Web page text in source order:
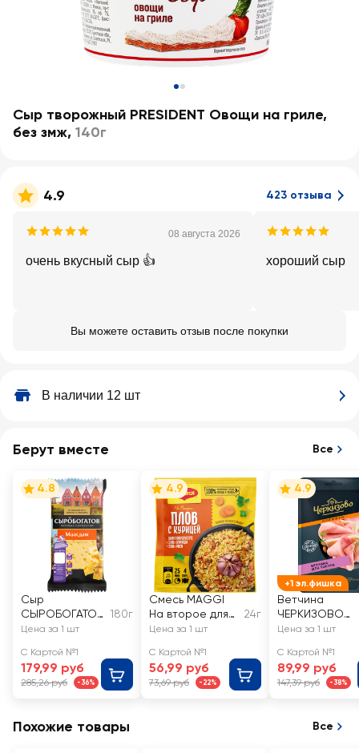
Сыр творожный PRESIDENT Овощи на гриле,
без змж, 140г
4.9 423 отзыва
08 августа 2026
очень вкусный сыр 👍 хороший сыр
Вы можете оставить отзыв после покупки
В наличии 12 шт
Берут вместе Все
4.8
Сыр
СЫРОБОГАТОВ
Маасдам 45%,
180г
Цена за 1 шт
С Картой №1
179,99 руб
285,26 руб -36%
4.9
Смесь MAGGI
На второе для
плова с курицей
24г
Цена за 1 шт
С Картой №1
56,99 руб
73,69 руб -22%
+1 эл.фишка
4.9
Ветчина
ЧЕРКИЗОВО
ПРЕМИУМ Для
нарезка
Цена за 1 шт
С Картой №1
89,99 руб
147,39 руб -38%
Похожие товары Все